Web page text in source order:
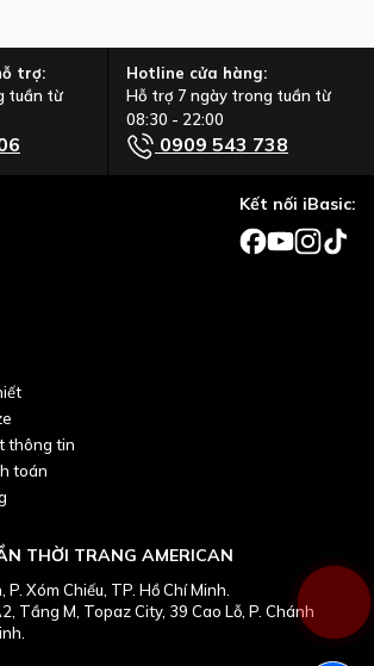
trợ:
tuần từ
Hotline cửa hàng:
Hỗ trợ 7 ngày trong tuần từ
08:30 - 22:00
0909 543 738
THỜI TRANG AMERICAN
Xóm Chiếu, TP. Hồ Chí Minh.
Tầng M, Topaz City, 39 Cao Lỗ, P. Chánh
thông tin
toán
Kết nối iBasic: